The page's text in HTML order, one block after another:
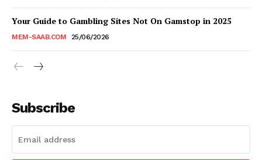
Your Guide to Gambling Sites Not On Gamstop in 2025
MEM-SAAB.COM 25/06/2026
Subscribe